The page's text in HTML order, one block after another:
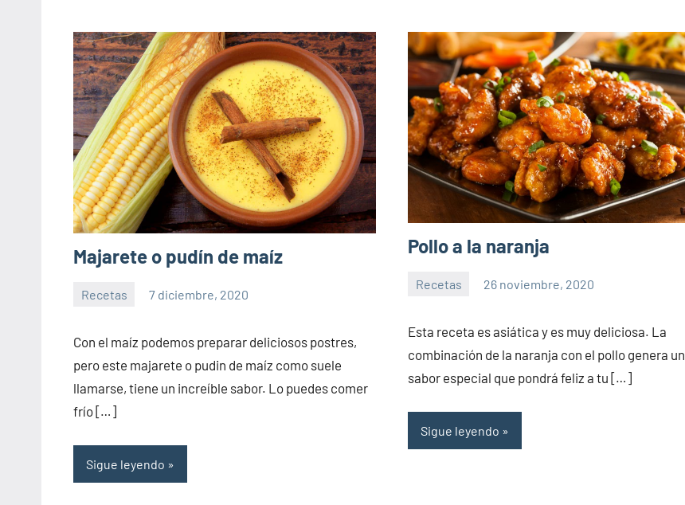
Majarete o pudín de maíz
Recetas 7 diciembre, 2020
la
salud
comentarios
Con el maíz podemos preparar deliciosos postres,
pero este majarete o pudin de maíz como suele
llamarse, tiene un increíble sabor. Lo puedes comer
frío […]
Sigue leyendo
Pollo a la naranja
Recetas 26 noviembre, 2020
la
salud
comentarios
Esta receta es asiática y es muy deliciosa. La
combinación de la naranja con el pollo genera un
sabor especial que pondrá feliz a tu […]
Sigue leyendo